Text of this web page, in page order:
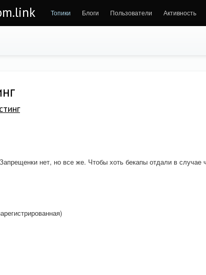
Топики Блоги Пользователи Активность
нет, но все же. Чтобы хоть бекапы отдали в случае